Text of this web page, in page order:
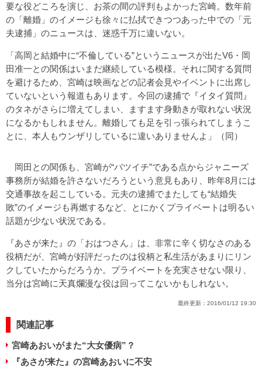
要な役どころを演じ、お茶の間の評判もよかった宮崎。数年前
の「離婚」のイメージも徐々に払拭できつつあった中での「元
夫逮捕」のニュースは、迷惑千万に違いない。
「高岡と結婚中に“不倫している”というニュースが出たV6・岡
田准一との関係はいまだ継続している模様。それに関する質問
を避けるため、宮崎は映画などの記者会見やイベントに出席し
ていないという報道もあります。今回の逮捕で『イタイ質問』
のタネがさらに増えてしまい、ますます身動きが取れない状況
になるかもしれません。離婚しても足を引っ張られてしまうこ
とに、本人もウンザリしているに違いありませんよ」（同）
岡田との関係も、宮崎が“バツイチ”である点からジャニーズ
事務所が結婚を許さないだろうという意見もあり、昨年8月には
交通事故を起こしている。元夫の逮捕でまたしても“結婚失
敗”のイメージも再燃するなど、とにかくプライベートは明るい
話題が少ない状況である。
『あさが来た』の「おはつさん」は、非常に辛く切なさのある
役柄だが、宮崎が好評だったのは役柄と私生活があまりにリン
クしていたからだろうか。プライベートを充実させない限り、
当分は宮崎に天真爛漫な役は回ってこないかもしれない。
最終更新： 2016/01/12 19:30
関連記事
宮崎あおいがまた“大女優病”？
『あさが来た』の宮崎あおいに不安